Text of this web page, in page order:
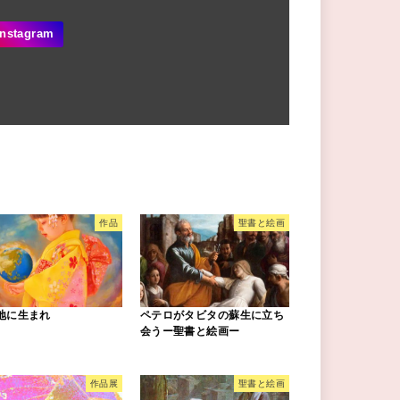
作品
に生まれ
聖書と絵画
ペテロがタビタの蘇生に立ち
会うー聖書と絵画ー
作品展 聖書と絵画